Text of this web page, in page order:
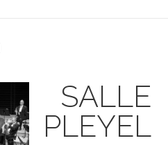
SALLE
PLEYEL